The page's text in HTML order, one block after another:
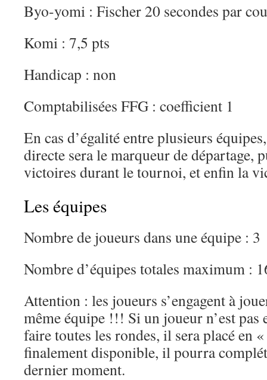
Byo-yomi : Fischer 20 secondes par
Komi : 7,5 pts
Handicap : non
Comptabilisées FFG : coefficient 1
En cas d’égalité entre plusieurs
directe sera le marqueur de départage,
victoires durant le tournoi, et enfin la
Les équipes
Nombre de joueurs dans une équipe : 3
Nombre d’équipes totales maximum :
Attention : les joueurs s’engagent à
même équipe !!! Si un joueur n’est pas
faire toutes les rondes, il sera placé en
finalement disponible, il pourra
dernier moment.